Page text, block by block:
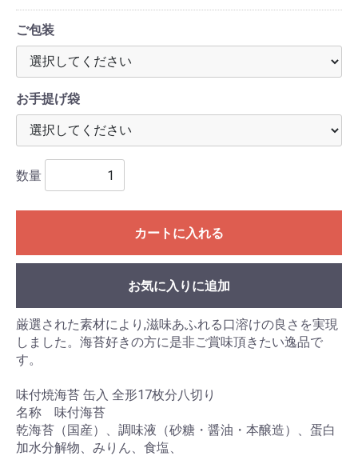
ご包装
お手提げ袋
数量
カートに入れる
お気に入りに追加
厳選された素材により,滋味あふれる口溶けの良さを実現
しました。海苔好きの方に是非ご賞味頂きたい逸品で
す。
味付焼海苔 缶入 全形17枚分八切り
名称 味付海苔
乾海苔（国産）、調味液（砂糖・醤油・本醸造）、蛋白
加水分解物、みりん、食塩、